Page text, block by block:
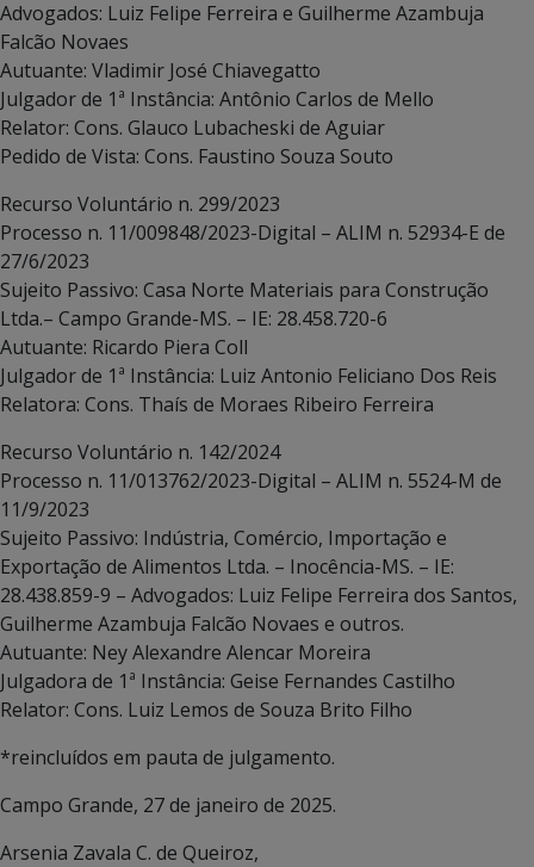
Advogados: Luiz Felipe Ferreira e Guilherme Azambuja
Falcão Novaes
Autuante: Vladimir José Chiavegatto
Julgador de 1ª Instância: Antônio Carlos de Mello
Relator: Cons. Glauco Lubacheski de Aguiar
Pedido de Vista: Cons. Faustino Souza Souto
Recurso Voluntário n. 299/2023
Processo n. 11/009848/2023-Digital – ALIM n. 52934-E de
27/6/2023
Sujeito Passivo: Casa Norte Materiais para Construção
Ltda.– Campo Grande-MS. – IE: 28.458.720-6
Autuante: Ricardo Piera Coll
Julgador de 1ª Instância: Luiz Antonio Feliciano Dos Reis
Relatora: Cons. Thaís de Moraes Ribeiro Ferreira
Recurso Voluntário n. 142/2024
Processo n. 11/013762/2023-Digital – ALIM n. 5524-M de
11/9/2023
Sujeito Passivo: Indústria, Comércio, Importação e
Exportação de Alimentos Ltda. – Inocência-MS. – IE:
28.438.859-9 – Advogados: Luiz Felipe Ferreira dos Santos,
Guilherme Azambuja Falcão Novaes e outros.
Autuante: Ney Alexandre Alencar Moreira
Julgadora de 1ª Instância: Geise Fernandes Castilho
Relator: Cons. Luiz Lemos de Souza Brito Filho
*reincluídos em pauta de julgamento.
Campo Grande, 27 de janeiro de 2025.
Arsenia Zavala C. de Queiroz,